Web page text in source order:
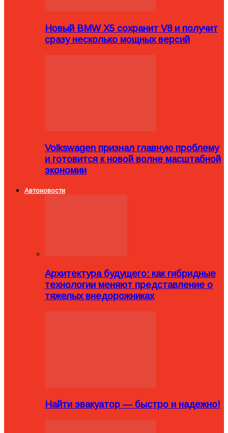
Новый BMW X5 сохранит V8 и получит
сразу несколько мощных версий
Volkswagen признал главную проблему
и готовится к новой волне масштабной
экономии
Автоновости
Архитектура будущего: как гибридные
технологии меняют представление о
тяжелых внедорожниках
Найти эвакуатор — быстро и надежно!